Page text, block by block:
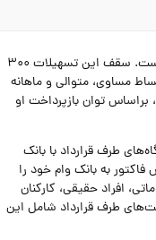
وام همیاران سبز از جمله وام‌های خرید کالا است. سقف این تسهیلات 300
ماهه طی اقساط مساوی، متوالی و ماهانه
توان بازپرداخت او
طرف قرارداد با بانک
به بانک وام خود را
حقیقی، کارکنان
طرف قرارداد شامل این